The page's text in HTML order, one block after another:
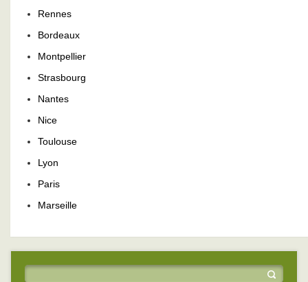
Rennes
Bordeaux
Montpellier
Strasbourg
Nantes
Nice
Toulouse
Lyon
Paris
Marseille